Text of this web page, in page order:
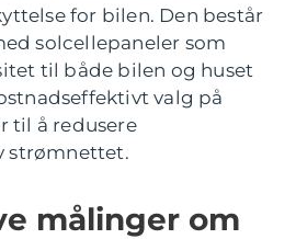
for bilen. Den består
solcellepaneler som
til både bilen og huset
valg på
til å redusere
strømnettet.
målinger om